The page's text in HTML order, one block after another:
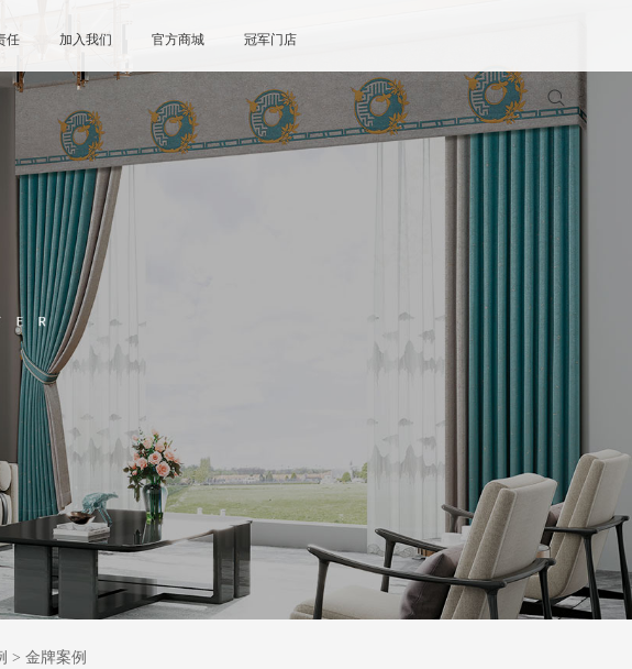
任 加入我们 官方商城 冠军门店
> 金牌案例